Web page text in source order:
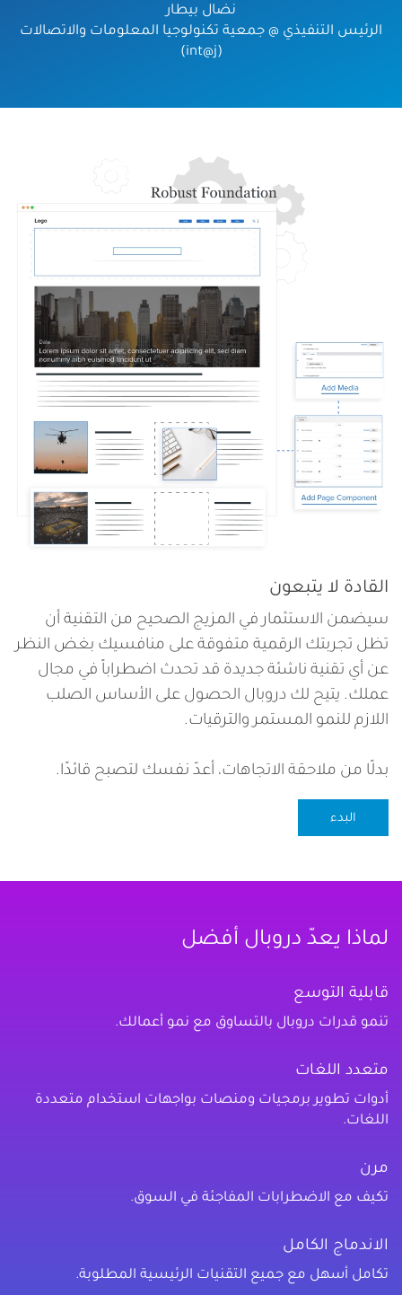
نضال بيطار
الرئيس التنفيذي @ جمعية تكنولوجيا المعلومات والاتصالات
(int@j)
القادة لا يتبعون
سيضمن الاستثمار في المزيج الصحيح من التقنية أن
تظل تجربتك الرقمية متفوقة على منافسيك بغض النظر
عن أي تقنية ناشئة جديدة قد تحدث اضطراباً في مجال
عملك. يتيح لك دروبال الحصول على الأساس الصلب
اللازم للنمو المستمر والترقيات.
بدلًا من ملاحقة الاتجاهات، أعدّ نفسك لتصبح قائدًا.
البدء
لماذا يعدّ دروبال أفضل
قابلية التوسع
تنمو قدرات دروبال بالتساوق مع نمو أعمالك.
متعدد اللغات
أدوات تطوير برمجيات ومنصات بواجهات استخدام متعددة
اللغات.
مرن
تكيف مع الاضطرابات المفاجئة في السوق.
الاندماج الكامل
تكامل أسهل مع جميع التقنيات الرئيسية المطلوبة.